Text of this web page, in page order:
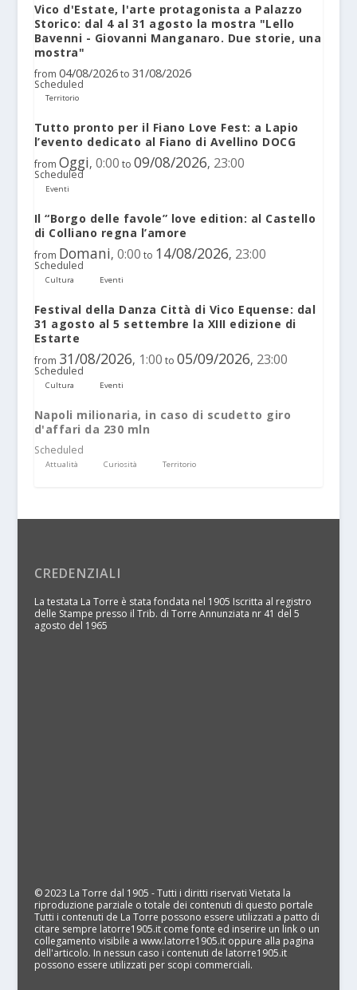
Vico d'Estate, l'arte protagonista a Palazzo
Storico: dal 4 al 31 agosto la mostra "Lello
Bavenni - Giovanni Manganaro. Due storie, una
mostra"
from 04/08/2026 to 31/08/2026
Scheduled
Territorio
Tutto pronto per il Fiano Love Fest: a Lapio
l’evento dedicato al Fiano di Avellino DOCG
from Oggi, 0:00 to 09/08/2026, 23:00
Scheduled
Eventi
Il “Borgo delle favole” love edition: al Castello
di Colliano regna l’amore
from Domani, 0:00 to 14/08/2026, 23:00
Scheduled
Cultura Eventi
Festival della Danza Città di Vico Equense: dal
31 agosto al 5 settembre la XIII edizione di
Estarte
from 31/08/2026, 1:00 to 05/09/2026, 23:00
Scheduled
Cultura Eventi
Napoli milionaria, in caso di scudetto giro
d'affari da 230 mln
Scheduled
Attualità Curiosità Territorio
CREDENZIALI
La testata La Torre è stata fondata nel 1905 Iscritta al registro
delle Stampe presso il Trib. di Torre Annunziata nr 41 del 5
agosto del 1965
© 2023 La Torre dal 1905 - Tutti i diritti riservati Vietata la
riproduzione parziale o totale dei contenuti di questo portale
Tutti i contenuti de La Torre possono essere utilizzati a patto di
citare sempre latorre1905.it come fonte ed inserire un link o un
collegamento visibile a www.latorre1905.it oppure alla pagina
dell'articolo. In nessun caso i contenuti de latorre1905.it
possono essere utilizzati per scopi commerciali.